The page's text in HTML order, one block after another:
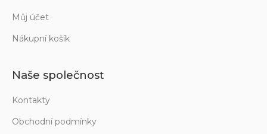
Můj účet
Nákupní košík
Naše společnost
Kontakty
Obchodní podmínky